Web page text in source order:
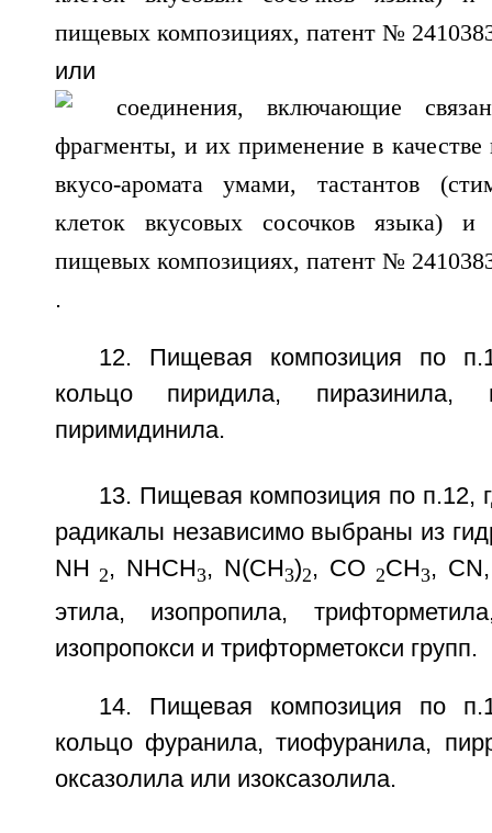
или
.
12. Пищевая композиция по
кольцо пиридила, пиразинила,
пиримидинила.
13. Пищевая композиция по п.12,
радикалы независимо выбраны из
NH 2, NHCH3, N(СН3)2, СО 2СН3,
этила, изопропила,
изопропокси и трифторметокси групп.
14. Пищевая композиция по
кольцо фуранила, тиофуранила,
оксазолила или изоксазолила.